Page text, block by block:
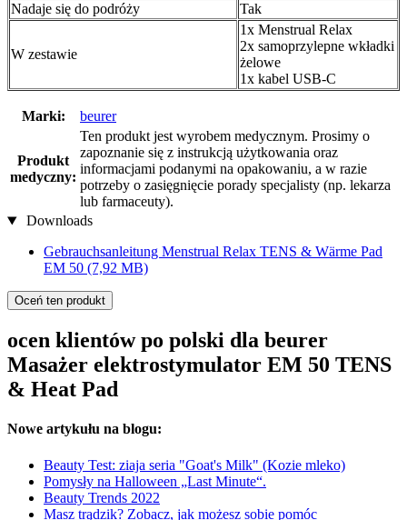
Nadaje się do podróży
Tak
W zestawie
1x Menstrual Relax
2x samoprzylepne wkładki
żelowe
1x kabel USB-C
Marki: beurer
Produkt
medyczny:
Ten produkt jest wyrobem medycznym. Prosimy o
zapoznanie się z instrukcją użytkowania oraz
informacjami podanymi na opakowaniu, a w razie
potrzeby o zasięgnięcie porady specjalisty (np. lekarza
lub farmaceuty).
Downloads
Gebrauchsanleitung Menstrual Relax TENS & Wärme Pad
EM 50 (7,92 MB)
Oceń ten produkt
ocen klientów po polski dla beurer
Masażer elektrostymulator EM 50 TENS
& Heat Pad
Nowe artykułu na blogu:
Beauty Test: ziaja seria "Goat's Milk" (Kozie mleko)
Pomysły na Halloween „Last Minute“.
Beauty Trends 2022
Masz trądzik? Zobacz, jak możesz sobie pomóc